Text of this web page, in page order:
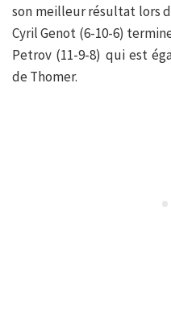
son meilleur résultat lors
Cyril Genot (6-10-6)
Petrov (11-9-8) qui est
de Thomer.